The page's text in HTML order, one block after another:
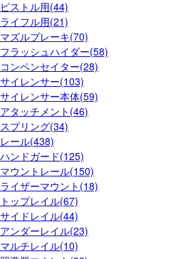
ピストル用(44)
ライフル用(21)
マズルブレーキ(70)
フラッシュハイダー(58)
コンペンセイター(28)
サイレンサー(103)
サイレンサー本体(59)
アタッチメント(46)
スプリング(34)
レール(438)
ハンドガード(125)
マウントレール(150)
ライザーマウント(18)
トップレイル(67)
サイドレイル(44)
アンダーレイル(23)
マルチレイル(10)